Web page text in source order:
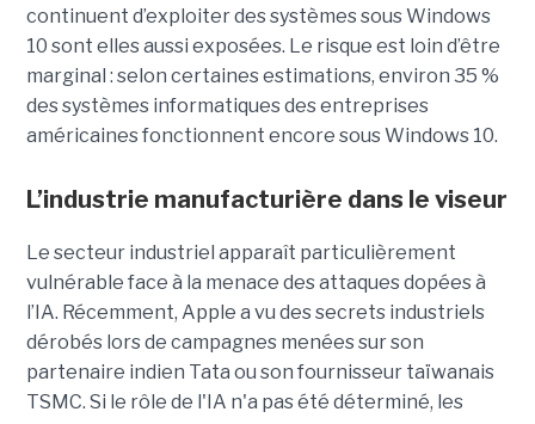
continuent d’exploiter des systèmes sous Windows
10 sont elles aussi exposées. Le risque est loin d’être
marginal : selon certaines estimations, environ 35 %
des systèmes informatiques des entreprises
américaines fonctionnent encore sous Windows 10.
L’industrie manufacturière dans le viseur
Le secteur industriel apparaît particulièrement
vulnérable face à la menace des attaques dopées à
l’IA. Récemment, Apple a vu des secrets industriels
dérobés lors de campagnes menées sur son
partenaire indien Tata ou son fournisseur taïwanais
TSMC. Si le rôle de l'IA n'a pas été déterminé, les